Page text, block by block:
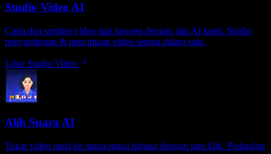
Studio Video AI
Cipta dan sunting video dari kosong dengan alat AI kami. Studio
penyuntingan & penciptaan video semua dalam satu.
Lihat Studio Video
Alih Suara AI
Tukar video anda ke mana-mana bahasa dengan satu klik. Padankan